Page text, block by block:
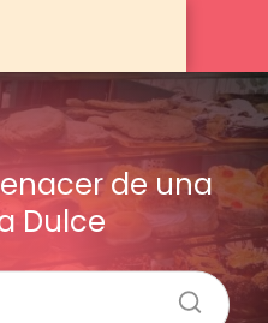
de una
Dulce